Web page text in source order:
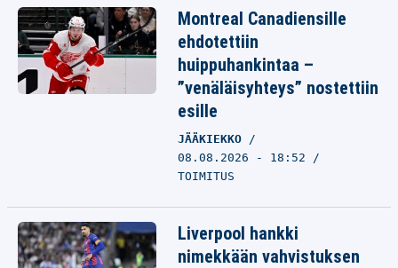
Montreal Canadiensille
ehdotettiin
huippuhankintaa –
”venäläisyhteys” nostettiin
esille
JÄÄKIEKKO
08.08.2026 - 18:52
TOIMITUS
Liverpool hankki
nimekkään vahvistuksen